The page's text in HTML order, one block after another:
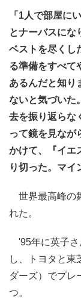
「1人で部屋に
とナーバスにな
ベストを尽くし
る準備をすべて
あるんだと知り
ないと気づいた
去を振り返らな
って鏡を見なが
かけて、『イエ
り切った。マイ
世界最高峰の
れた。
'95年に英子さ
し、トヨタと東
ダーズ）でプレ
つ。